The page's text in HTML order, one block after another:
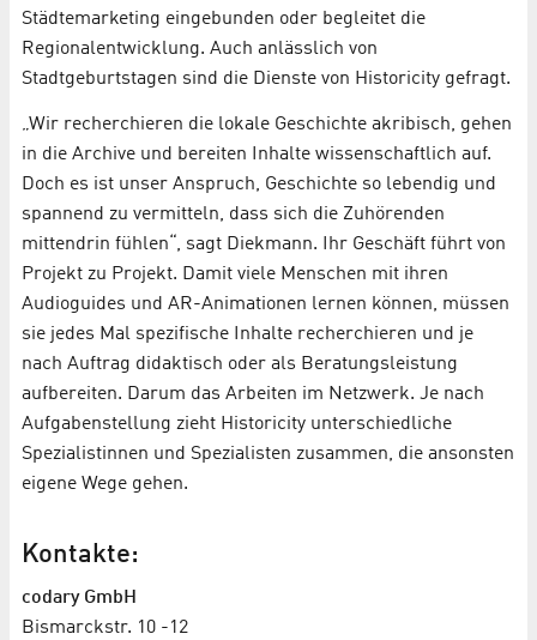
Städtemarketing eingebunden oder begleitet die
Regionalentwicklung. Auch anlässlich von
Stadtgeburtstagen sind die Dienste von Historicity gefragt.
„Wir recherchieren die lokale Geschichte akribisch, gehen
in die Archive und bereiten Inhalte wissenschaftlich auf.
Doch es ist unser Anspruch, Geschichte so lebendig und
spannend zu vermitteln, dass sich die Zuhörenden
mittendrin fühlen“, sagt Diekmann. Ihr Geschäft führt von
Projekt zu Projekt. Damit viele Menschen mit ihren
Audioguides und AR-Animationen lernen können, müssen
sie jedes Mal spezifische Inhalte recherchieren und je
nach Auftrag didaktisch oder als Beratungsleistung
aufbereiten. Darum das Arbeiten im Netzwerk. Je nach
Aufgabenstellung zieht Historicity unterschiedliche
Spezialistinnen und Spezialisten zusammen, die ansonsten
eigene Wege gehen.
Kontakte:
codary GmbH
Bismarckstr. 10 -12